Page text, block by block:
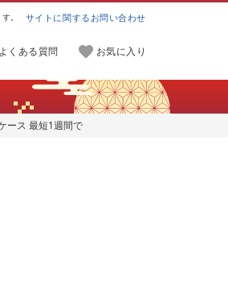
。 サイトに関するお問い合わせ
よくある質問 お気に入り
ース 最短1週間で